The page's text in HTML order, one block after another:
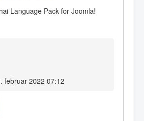
Language Pack for Joomla!
februar 2022 07:12